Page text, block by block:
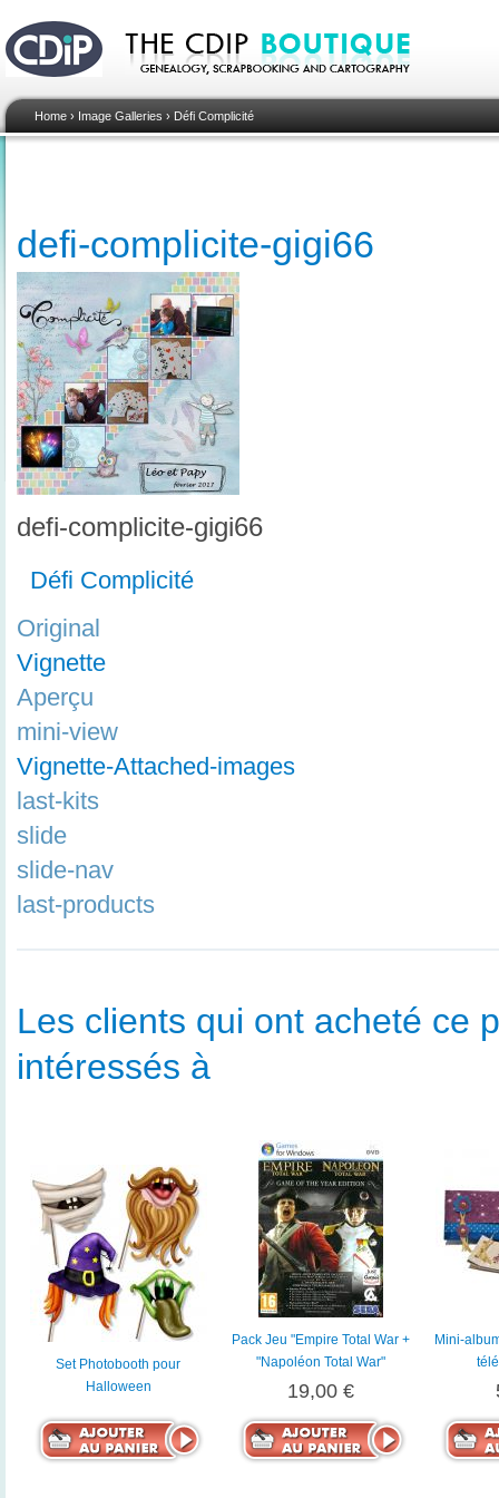
Home › Image Galleries › Défi Complicité
defi-complicite-gigi66
defi-complicite-gigi66
Défi Complicité
Original
Vignette
Aperçu
mini-view
Vignette-Attached-images
last-kits
slide
slide-nav
last-products
Les clients qui ont acheté ce
intéressés à
Set Photobooth pour
Halloween
Pack Jeu "Empire Total War +
"Napoléon Total War"
19,00 €
Mini-